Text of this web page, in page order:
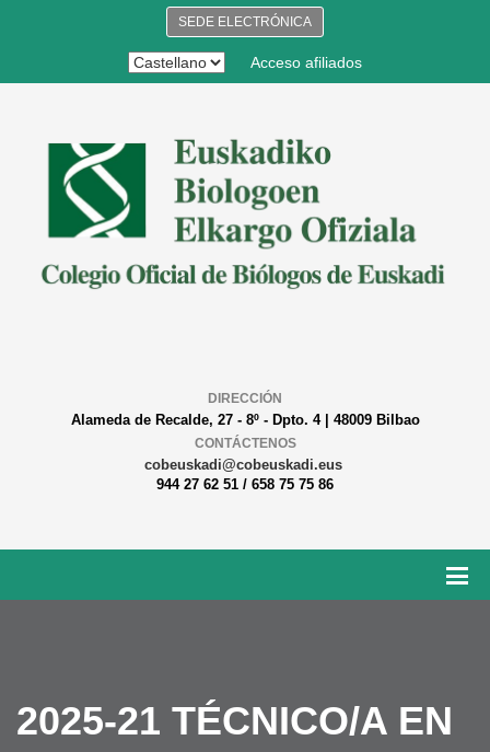
SEDE ELECTRÓNICA
Acceso afiliados
DIRECCIÓN
Alameda de Recalde, 27 - 8º - Dpto. 4 | 48009 Bilbao
CONTÁCTENOS
cobeuskadi@cobeuskadi.eus
944 27 62 51 / 658 75 75 86
2025-21 TÉCNICO/A EN